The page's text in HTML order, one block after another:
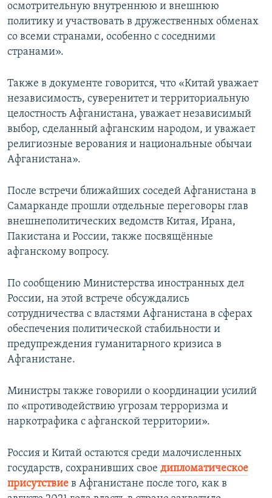
осмотрительную внутреннюю и внешнюю
политику и участвовать в дружественных обменах
со всеми странами, особенно с соседними
странами».
Также в документе говорится, что «Китай уважает
независимость, суверенитет и территориальную
целостность Афганистана, уважает независимый
выбор, сделанный афганским народом, и уважает
религиозные верования и национальные обычаи
Афганистана».
После встречи ближайших соседей Афганистана в
Самарканде прошли отдельные переговоры глав
внешнеполитических ведомств Китая, Ирана,
Пакистана и России, также посвящённые
афганскому вопросу.
По сообщению Министерства иностранных дел
России, на этой встрече обсуждались
сотрудничества с властями Афганистана в сферах
обеспечения политической стабильности и
предупреждения гуманитарного кризиса в
Афганистане.
Министры также говорили о координации усилий
по «противодействию угрозам терроризма и
наркотрафика с афганской территории».
Россия и Китай остаются среди малочисленных
государств, сохранивших свое дипломатическое
присутствие в Афганистане после того, как в